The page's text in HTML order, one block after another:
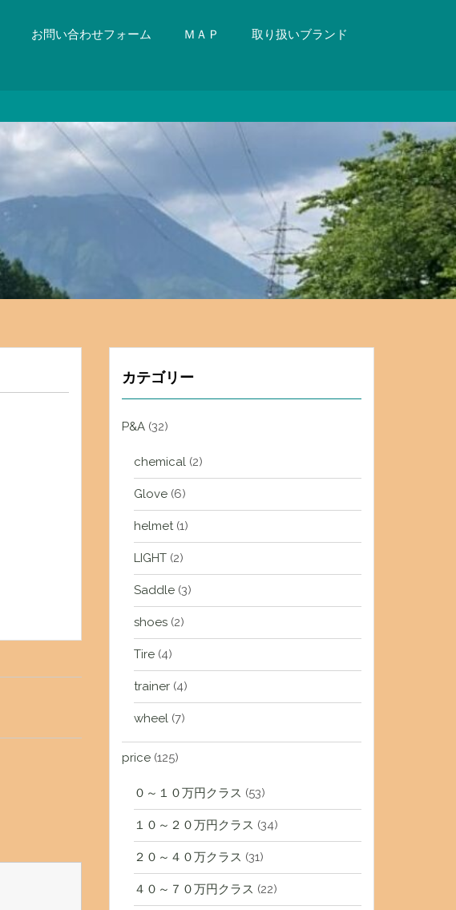
お問い合わせフォーム ＭＡＰ 取り扱いブランド
カテゴリー
P&A (32)
chemical (2)
Glove (6)
helmet(1)
LIGHT (2)
Saddle (3)
shoes (2)
Tire (4)
trainer (4)
wheel (7)
price (125)
０～１０万円クラス (53)
１０～２０万円クラス (34)
２０～４０万クラス (31)
４０～７０万円クラス (22)